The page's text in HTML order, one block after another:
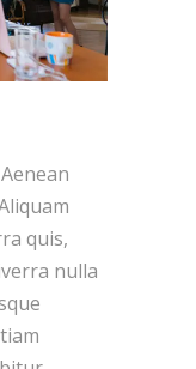
quis,
nulla